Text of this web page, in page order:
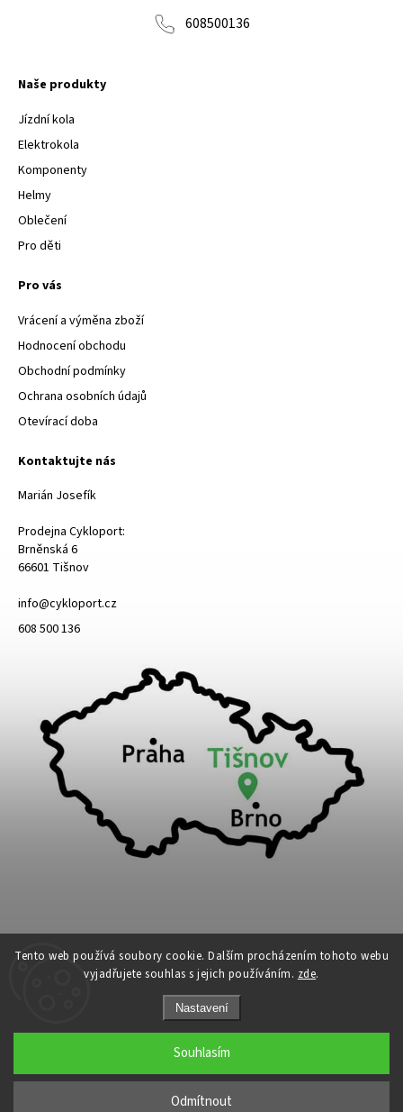
Tento web používá soubory cookie. Dalším procházením tohoto webu
vyjadřujete souhlas s jejich používáním. zde.
Nastavení
Odmítnout
Souhlasím
608500136
Naše produkty
Jízdní kola
Elektrokola
Komponenty
Helmy
Oblečení
Pro děti
Pro vás
Vrácení a výměna zboží
Hodnocení obchodu
Obchodní podmínky
Ochrana osobních údajů
Otevírací doba
Kontaktujte nás
Marián Josefík
Prodejna Cykloport:
Brněnská 6
66601 Tišnov
info@cykloport.cz
608 500 136
Cykloport. Všechna práva vyhrazena.
Upravit nastavení cookies